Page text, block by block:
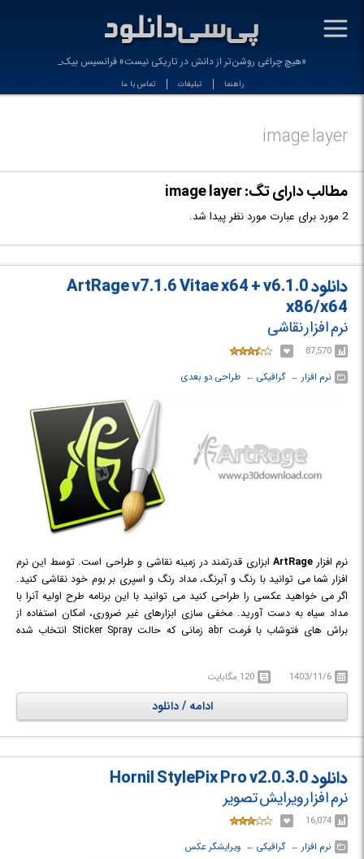
-
«هیچ چراغی روشن‌تر از دانش در تاریکی نیست» فرانسیس بیکن
راهنما تبلیغات تماس با ما
image layer
مطالب دارای تگ: image layer
2 مورد برای عبارت مورد نظر پیدا شد.
دانلود ArtRage v7.1.6 Vitae x64 + v6.1.0
x86/x64
نرم افزار نقاشی
87,570
نرم افزار ← ‏گرافیکی ← ‏ طراحی دو بعدی
نرم افزار ArtRage ابزاری قدرتمند در زمینه نقاشی و طراحی است. توسط این نرم
افزار شما می توانید با رنگ و آبرنگ، مداد رنگ و اسپری بر بوم خود نقاشی کنید.
اگر می خواهید عکسی را طراحی کنید می توانید با این برنامه طرح اولیه آنرا با
مداد سیاه به دست آورید. مخفی سازی ابزارهای غیر ضروری، امکان استفاده از
براش های فتوشاب با فرمت abr زمانی که حالت Sticker Spray انتخاب شده
افزار است.
1403/11/6 120 مگابایت
ادامه / دانلود
دانلود Hornil StylePix Pro v2.0.3.0
نرم افزار ویرایش تصویر
16,074
نرم افزار ← ‏گرافیکی ← ‏ ویرایشگر عکس